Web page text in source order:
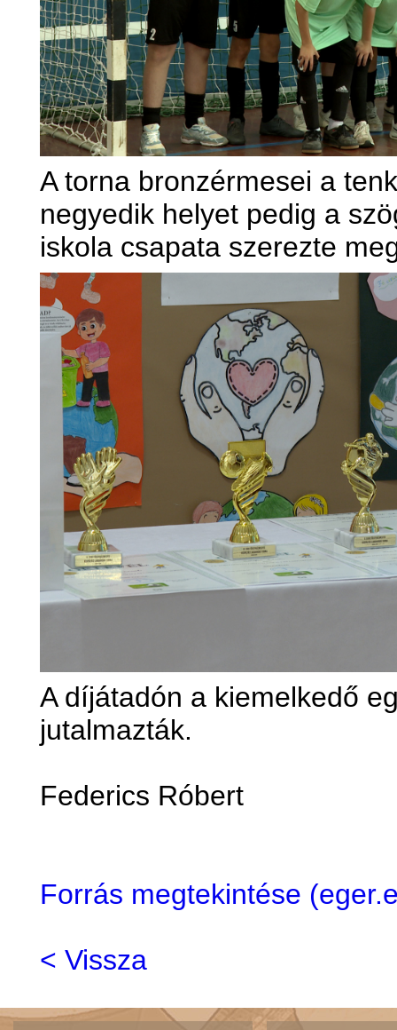
A torna bronzérmesei a
negyedik helyet pedig a
iskola csapata szerezte
A díjátadón a kiemelkedő
jutalmazták.
Federics Róbert
Forrás megtekintése
< Vissza